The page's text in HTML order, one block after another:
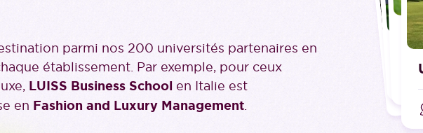
parmi nos 200 universités partenaires en
établissement. Par exemple, pour ceux
LUISS Business School en Italie est
en Fashion and Luxury Management.